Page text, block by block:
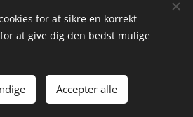
Tilføj til kurven
Cookies
for at sikre en korrekt
at give dig den bedst mulige
Accepter alle